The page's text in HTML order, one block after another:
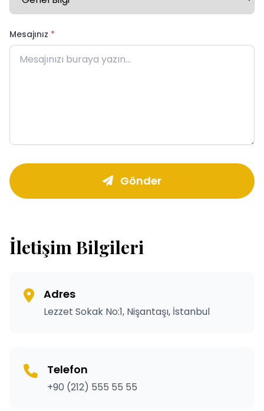
Mesajınız *
Gönder
İletişim Bilgileri
Adres
Lezzet Sokak No:1, Nişantaşı, İstanbul
Telefon
+90 (212) 555 55 55